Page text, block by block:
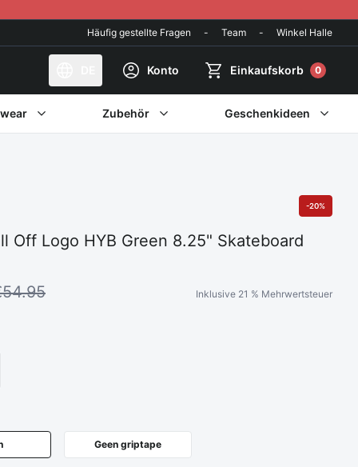
Häufig gestellte Fragen - Team - Winkel Halle
Konto Einkaufskorb 0
Zubehör Geschenkideen
-20%
Off Logo HYB Green 8.25" Skateboard
Inklusive 21 % Mehrwertsteuer
Geen griptape